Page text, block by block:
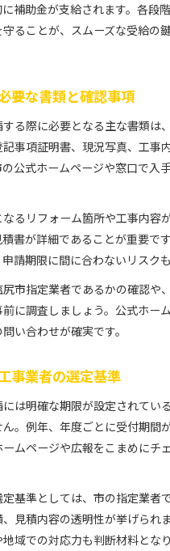
補助金が支給されます。各段
ることが、スムーズな受給の
要な書類と確認事項
る際に必要となる主な書類は
事項証明書、現況写真、工事
公式ホームページや窓口で入
るリフォーム箇所や工事内容
書が詳細であることが重要で
請期限に間に合わないリスクも
市指定業者であるかの確認や
に調査しましょう。公式ホー
い合わせが確実です。
事業者の選定基準
は明確な期限が設定されてい
。例年、年度ごとに受付期間
ムページや広報をこまめにチ
基準としては、市の指定業者
見積内容の透明性が挙げられ
域での対応力も判断材料となり